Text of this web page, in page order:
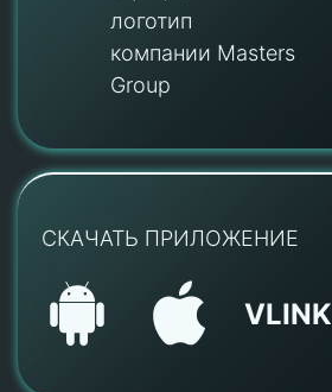
логотип
компании Masters
Group
СКАЧАТЬ ПРИЛОЖЕНИЕ
VLINK